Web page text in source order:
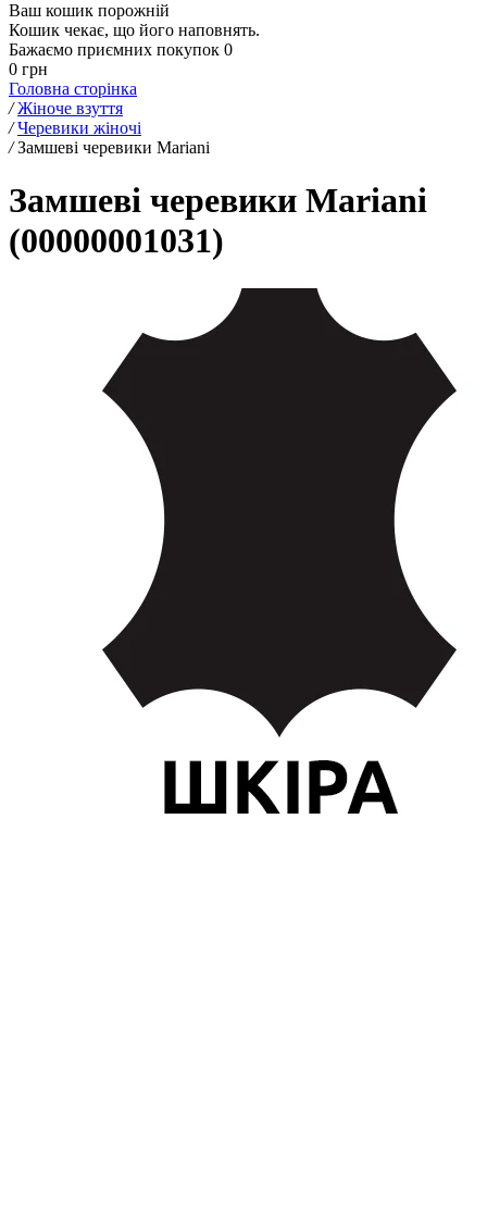
Ваш кошик порожній
Кошик чекає, що його наповнять.
Бажаємо приємних покупок 0
0 грн
Головна сторінка
/ Жіноче взуття
/ Черевики жіночі
/ Замшеві черевики Mariani
Замшеві черевики Mariani
(00000001031)